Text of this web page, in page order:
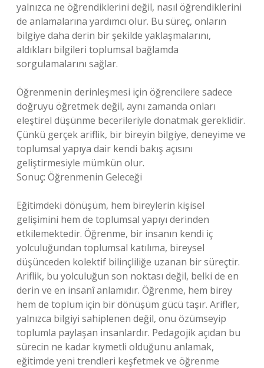
yalnızca ne öğrendiklerini değil, nasıl öğrendiklerini
de anlamalarına yardımcı olur. Bu süreç, onların
bilgiye daha derin bir şekilde yaklaşmalarını,
aldıkları bilgileri toplumsal bağlamda
sorgulamalarını sağlar.
Öğrenmenin derinleşmesi için öğrencilere sadece
doğruyu öğretmek değil, aynı zamanda onları
eleştirel düşünme becerileriyle donatmak gereklidir.
Çünkü gerçek ariflik, bir bireyin bilgiye, deneyime ve
toplumsal yapıya dair kendi bakış açısını
geliştirmesiyle mümkün olur.
Sonuç: Öğrenmenin Geleceği
Eğitimdeki dönüşüm, hem bireylerin kişisel
gelişimini hem de toplumsal yapıyı derinden
etkilemektedir. Öğrenme, bir insanın kendi iç
yolculuğundan toplumsal katılıma, bireysel
düşünceden kolektif bilinçliliğe uzanan bir süreçtir.
Ariflik, bu yolculuğun son noktası değil, belki de en
derin ve en insanî anlamıdır. Öğrenme, hem birey
hem de toplum için bir dönüşüm gücü taşır. Arifler,
yalnızca bilgiyi sahiplenen değil, onu özümseyip
toplumla paylaşan insanlardır. Pedagojik açıdan bu
sürecin ne kadar kıymetli olduğunu anlamak,
eğitimde yeni trendleri keşfetmek ve öğrenme